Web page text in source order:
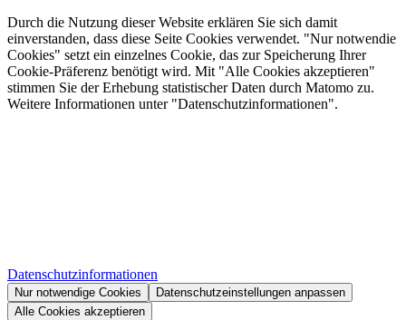
Durch die Nutzung dieser Website erklären Sie sich damit
einverstanden, dass diese Seite Cookies verwendet. "Nur notwendie
Cookies" setzt ein einzelnes Cookie, das zur Speicherung Ihrer
Cookie-Präferenz benötigt wird. Mit "Alle Cookies akzeptieren"
stimmen Sie der Erhebung statistischer Daten durch Matomo zu.
Weitere Informationen unter "Datenschutzinformationen".
Datenschutzinformationen
Nur notwendige Cookies
Datenschutzeinstellungen anpassen
Alle Cookies akzeptieren